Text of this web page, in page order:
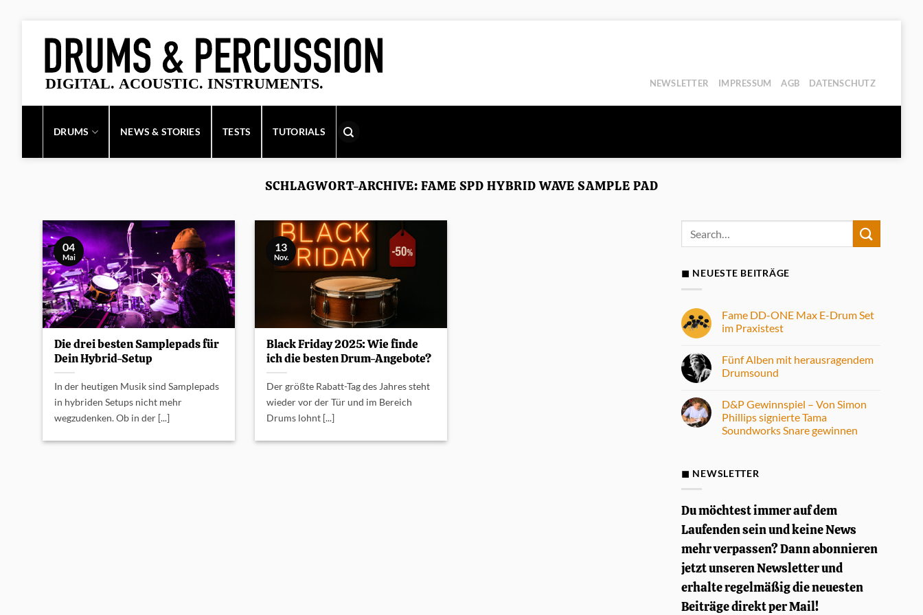
springen
NEWSLETTER IMPRESSUM AGB DATENSCHUTZ
DRUMS NEWS & STORIES TESTS TUTORIALS
SCHLAGWORT-ARCHIVE: FAME SPD HYBRID WAVE SAMPLE PAD
Die drei besten Samplepads für
Dein Hybrid-Setup
In der heutigen Musik sind Samplepads
in hybriden Setups nicht mehr
wegzudenken. Ob in der [...]
04
Mai
Black Friday 2025: Wie finde
ich die besten Drum-Angebote?
Der größte Rabatt-Tag des Jahres steht
wieder vor der Tür und im Bereich
Drums lohnt [...]
13
Nov.
◼ NEUESTE BEITRÄGE
Fame DD-ONE Max E-Drum Set
im Praxistest
zu
Fame
DD-
E-
Drum
Set
im
Fünf Alben mit herausragendem
Drumsound
zu
Fünf
Alben
mit
D&P Gewinnspiel – Von Simon
Phillips signierte Tama
Soundworks Snare gewinnen
D&P
Gewinnspiel
Simon
Phillips
signierte
Tama
Snare
◼ NEWSLETTER
Du möchtest immer auf dem
Laufenden sein und keine News
mehr verpassen? Dann abonnieren
jetzt unseren Newsletter und
erhalte regelmäßig die neuesten
Beiträge direkt per Mail!